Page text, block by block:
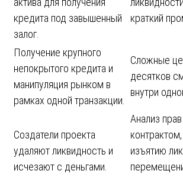
кредита под завышенный
залог.
краткий
Получение крупного
непокрытого кредита и
манипуляция рынком в
рамках одной транзакции.
Сложные
десятков
внутри
Создатели проекта
удаляют ликвидность и
исчезают с деньгами.
Анализ
изъятию